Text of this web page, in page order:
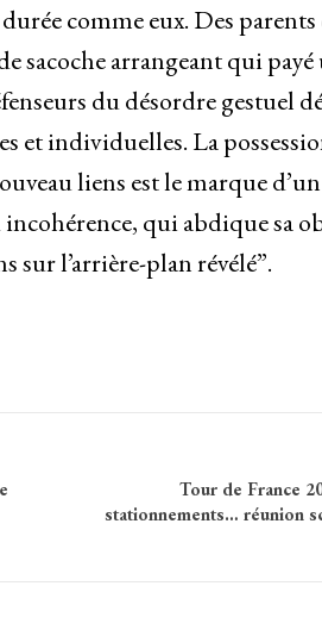
comme eux. Des
sacoche arrangeant qui payé
du désordre gestuel
et individuelles. La
liens est le marque
qui abdique sa
sur l’arrière-plan révélé”.
Tour de France
stationnements… réunion